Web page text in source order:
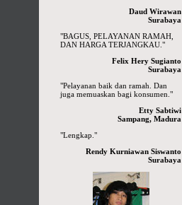
Daud Wirawan
Surabaya
"BAGUS, PELAYANAN RAMAH,
DAN HARGA TERJANGKAU."
Felix Hery Sugianto
Surabaya
"Pelayanan baik dan ramah. Dan
juga memuaskan bagi konsumen."
Etty Sabtiwi
Sampang, Madura
"Lengkap."
Rendy Kurniawan Siswanto
Surabaya